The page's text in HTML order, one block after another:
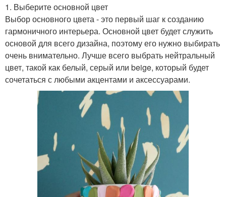
1. Выберите основной цвет
Выбор основного цвета - это первый шаг к созданию
гармоничного интерьера. Основной цвет будет служить
основой для всего дизайна, поэтому его нужно выбирать
очень внимательно. Лучше всего выбрать нейтральный
цвет, такой как белый, серый или beige, который будет
сочетаться с любыми акцентами и аксессуарами.